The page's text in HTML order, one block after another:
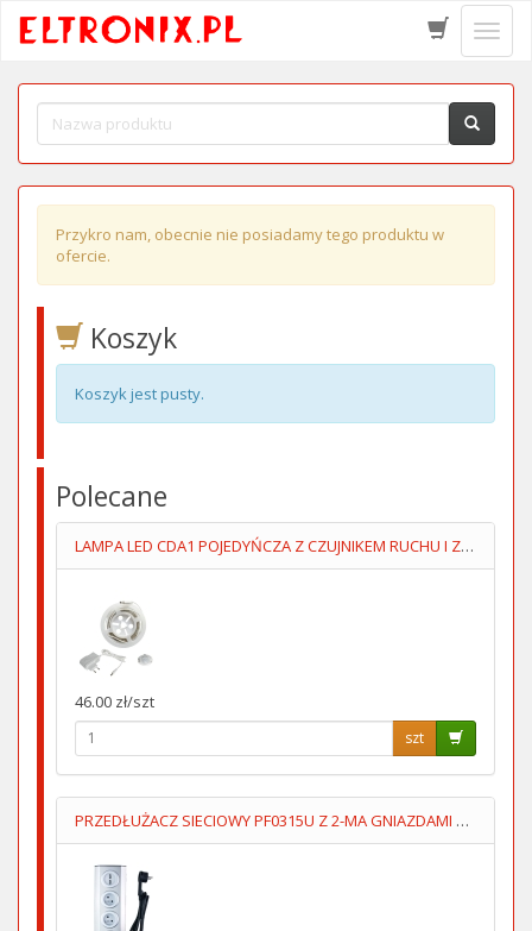
menu
Przykro nam, obecnie nie posiadamy tego produktu w
ofercie.
Koszyk
Koszyk jest pusty.
Polecane
LAMPA LED CDA1 POJEDYŃCZA Z CZUJNIKEM RUCHU I ZMIERZCHOWYM
46.00 zł/szt
szt
PRZEDŁUŻACZ SIECIOWY PF0315U Z 2-MA GNIAZDAMI USB 1.5M